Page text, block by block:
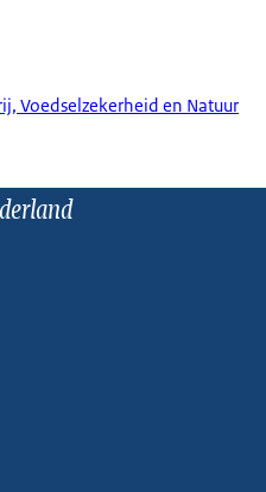
Voedselzekerheid en Natuur